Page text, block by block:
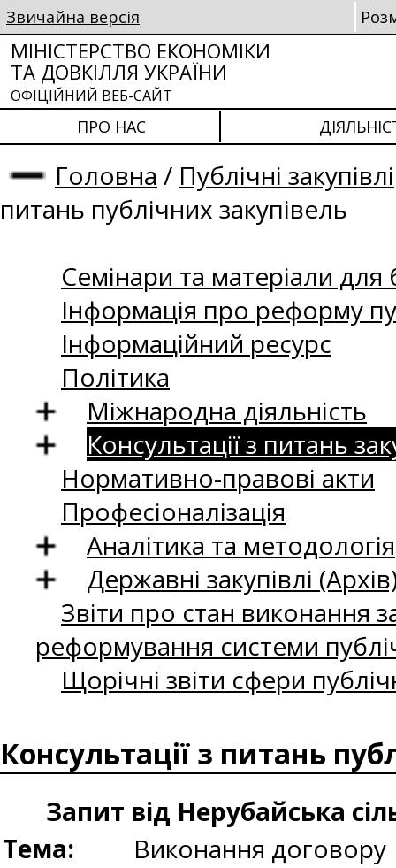
Звичайна версія
МІНІСТЕРСТВО ЕКОНОМІКИ
ТА ДОВКІЛЛЯ УКРАЇНИ
ОФІЦІЙНИЙ ВЕБ-САЙТ
ПРО НАС
Головна / Публічні закупівлі
питань публічних закупівель
Семінари та матеріали для
Інформація про реформу
Інформаційний ресурс
Політика
Міжнародна діяльність
Консультації з питань
Нормативно-правові акти
Професіоналізація
Аналітика та методологія
Державні закупівлі
Звіти про стан виконання
реформування системи
Щорічні звіти сфери
Консультації з питань
Запит від Нерубайська
Тема:
Виконання договору